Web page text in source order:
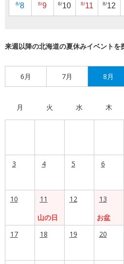
8/8 8/9 8/10 8/11 8/12
来週以降の北海道の夏休みイベントを
6月 7月 8月
月 火 水 木
3 4 5 6
10
11
山の日
12
13
お盆
17
18 19 20